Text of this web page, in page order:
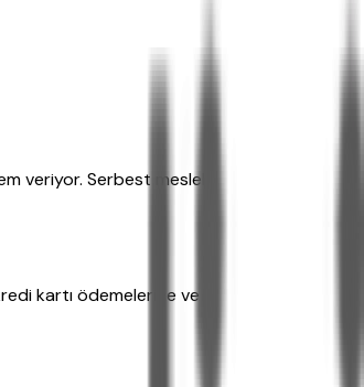
veriyor. Serbest meslek
kartı ödemelerine ve